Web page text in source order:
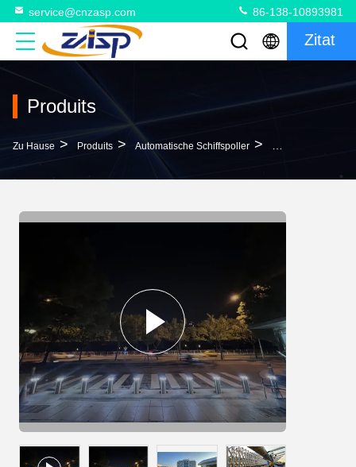
service@cnzasp.com 86-138-10893981
Zitat
Produits
Zu Hause > Produits > Automatische Schiffspoller > 304 316 Edelstahl